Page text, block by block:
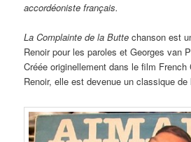
accordéoniste français.
La Complainte de la Butte chanson est
Renoir pour les paroles et Georges van
Créée originellement dans le film French
Renoir, elle est devenue un classique